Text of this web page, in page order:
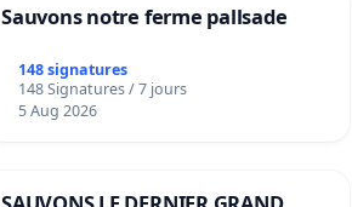
Sauvons notre ferme pallsade
148 signatures
148 Signatures / 7 jours
5 Aug 2026